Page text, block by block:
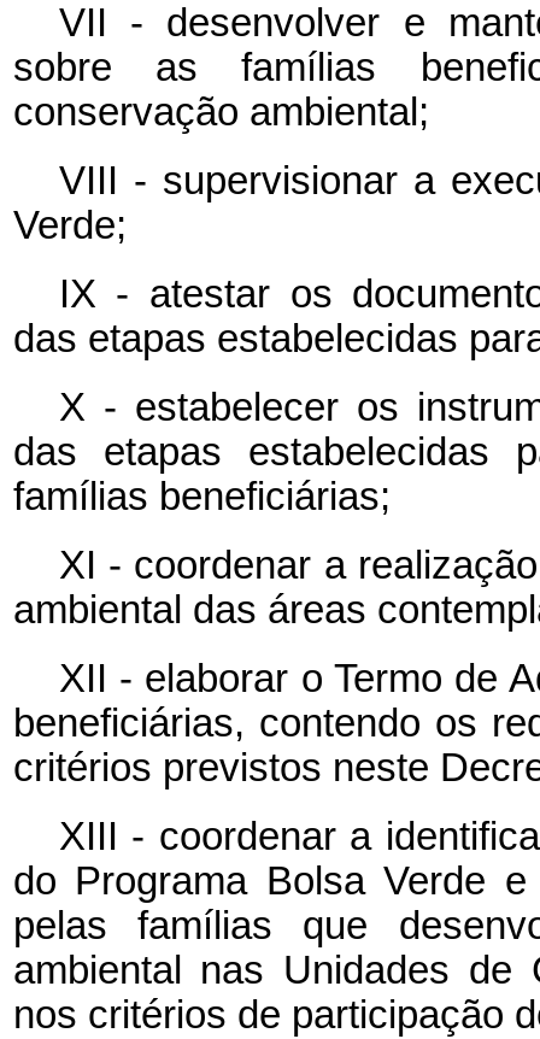
VII - desenvolver e
sobre as famílias
conservação ambiental;
VIII - supervisionar a
Verde;
IX - atestar os
das etapas estabelecidas
X - estabelecer os
das etapas estabelecidas
famílias beneficiárias;
XI - coordenar a
ambiental das áreas
XII - elaborar o Termo de
beneficiárias, contendo os
critérios previstos neste
XIII - coordenar a
do Programa Bolsa Verde
pelas famílias que
ambiental nas Unidades de
nos critérios de participação